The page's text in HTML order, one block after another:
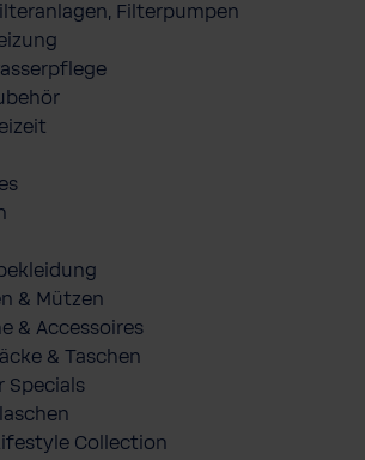
Filterpumpen
& Mützen
& Accessoires
& Taschen
Specials
Collection